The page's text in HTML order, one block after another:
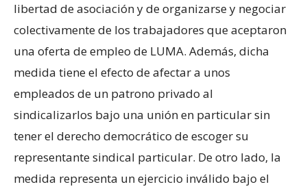
libertad de asociación y de organizarse y negociar
colectivamente de los trabajadores que aceptaron
una oferta de empleo de LUMA. Además, dicha
medida tiene el efecto de afectar a unos
empleados de un patrono privado al
sindicalizarlos bajo una unión en particular sin
tener el derecho democrático de escoger su
representante sindical particular. De otro lado, la
medida representa un ejercicio inválido bajo el